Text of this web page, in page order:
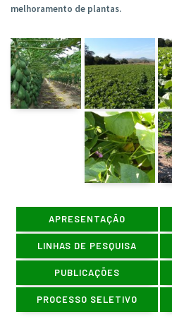
melhoramento de plantas.
APRESENTAÇÃO
LINHAS DE PESQUISA
PUBLICAÇÕES
PROCESSO SELETIVO